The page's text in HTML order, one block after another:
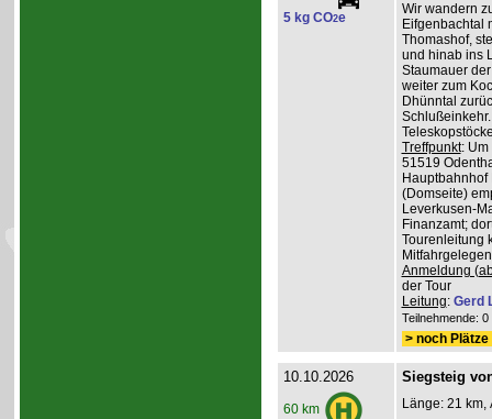
5 kg CO2e
Wir wandern
Eifgenbachtal
Thomashof,
und hinab ins
Staumauer
weiter zum
Dhünntal
Schlußeinkehr.
Treffpunkt: Um
51519
(Domseite)
Leverkusen-
Finanzamt;
Tourenleitung
Anmeldung
der Tour
Leitung: Gerd
Teilnehmende:
> noch
10.10.2026
60 km
Siegsteig
Länge: 21 km,